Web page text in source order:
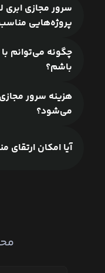
سرور مجازی ابری
پروژه‌هایی
چگونه می‌توانم با
باشم؟
هزینه سرور
می‌شود؟
آیا امکان ارتقای